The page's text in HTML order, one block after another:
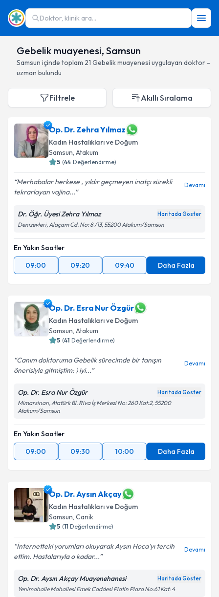
Doktor, klinik ara...
Gebelik muayenesi, Samsun
Samsun içinde toplam 21 Gebelik muayenesi uygulayan doktor -
uzman bulundu
Filtrele Akıllı Sıralama
Op. Dr. Zehra Yılmaz
Kadın Hastalıkları ve Doğum
Samsun, Atakum
5 (44 Değerlendirme)
Merhabalar herkese , yıldır geçmeyen inatçı sürekli
tekrarlayan vajina...
Devamı
Dr. Öğr. Üyesi Zehra Yılmaz Haritada Göster
Denizevleri, Alaçam Cd. No: 8 /13, 55200 Atakum/Samsun
En Yakın Saatler
09:00
09:20 09:40 Daha Fazla
Op. Dr. Esra Nur Özgür
Kadın Hastalıkları ve Doğum
Samsun, Atakum
5 (41 Değerlendirme)
Canım doktoruma Gebelik sürecimde bir tanışın
önerisiyle gitmiştim: ) iyi...
Devamı
Op. Dr. Esra Nur Özgür Haritada Göster
Mimarsinan, Atatürk Bl. Riva İş Merkezi No: 260 Kat:2, 55200
Atakum/Samsun
En Yakın Saatler
09:00
09:30 10:00 Daha Fazla
Op. Dr. Aysın Akçay
Kadın Hastalıkları ve Doğum
Samsun, Canik
5 (11 Değerlendirme)
İnternetteki yorumları okuyarak Aysın Hoca'yı tercih
ettim. Hastalarıyla o kadar...
Devamı
Op. Dr. Aysın Akçay Muayenehanesi Haritada Göster
Yenimahalle Mahallesi Emek Caddesi Platin Plaza No:61 Kat: 4